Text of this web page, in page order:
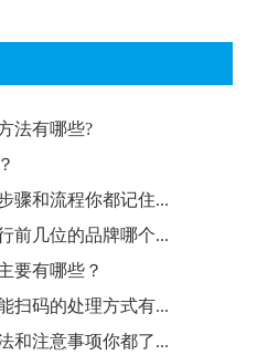
法有哪些?
法有哪些?
骤和流程你都记住...
前几位的品牌哪个...
要有哪些？
扫码的处理方式有...
和注意事项你都了...